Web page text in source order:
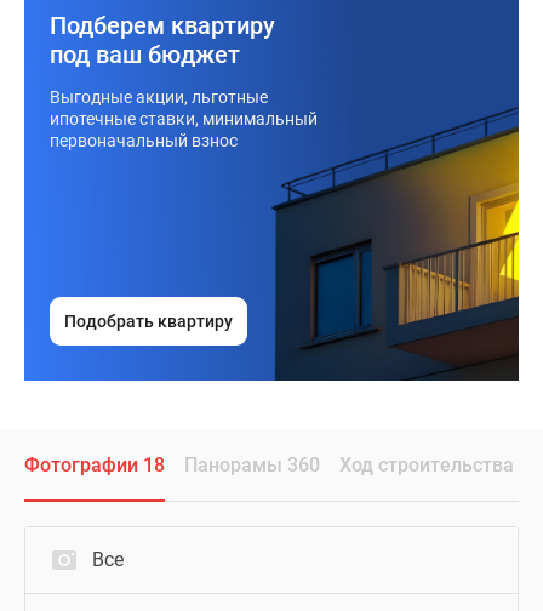
Подберем квартиру
под ваш бюджет
Выгодные акции, льготные
ипотечные ставки, минимальный
первоначальный взнос
Подобрать квартиру
Фотографии 18 Панорамы 360 Ход строительства
Все